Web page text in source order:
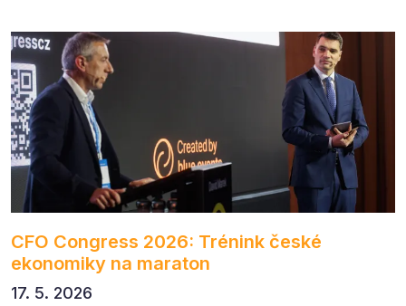
CFO Congress 2026: Trénink české
ekonomiky na maraton
17. 5. 2026